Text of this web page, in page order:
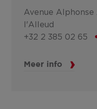
Avenue
l'Alleud
+32 2 385 02 65
Meer info